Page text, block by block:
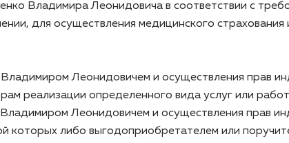
Владимира Леонидовича в соответствии с
для осуществления медицинского
Леонидовичем и осуществления прав
реализации определенного вида услуг или
Леонидовичем и осуществления прав
либо выгодоприобретателем или